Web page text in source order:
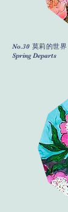
No.30 莫莉的世
Spring Departs